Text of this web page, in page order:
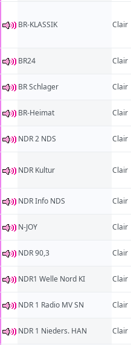
BR-KLASSIK Clair
BR24 Clair
BR Schlager Clair
BR-Heimat Clair
NDR 2 NDS Clair
NDR Kultur Clair
NDR Info NDS Clair
N-JOY Clair
NDR 90,3 Clair
NDR1 Welle Nord KI Clair
NDR 1 Radio MV SN Clair
NDR 1 Nieders. HAN Clair